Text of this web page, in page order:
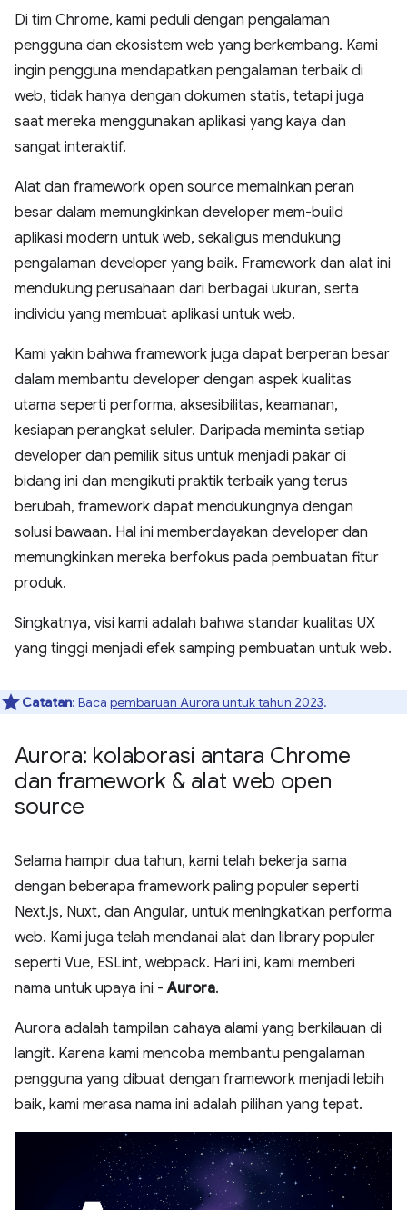
Di tim Chrome, kami peduli dengan pengalaman
pengguna dan ekosistem web yang berkembang. Kami
ingin pengguna mendapatkan pengalaman terbaik di
web, tidak hanya dengan dokumen statis, tetapi juga
saat mereka menggunakan aplikasi yang kaya dan
sangat interaktif.
Alat dan framework open source memainkan peran
besar dalam memungkinkan developer mem-build
aplikasi modern untuk web, sekaligus mendukung
pengalaman developer yang baik. Framework dan alat ini
mendukung perusahaan dari berbagai ukuran, serta
individu yang membuat aplikasi untuk web.
Kami yakin bahwa framework juga dapat berperan besar
dalam membantu developer dengan aspek kualitas
utama seperti performa, aksesibilitas, keamanan,
kesiapan perangkat seluler. Daripada meminta setiap
developer dan pemilik situs untuk menjadi pakar di
bidang ini dan mengikuti praktik terbaik yang terus
berubah, framework dapat mendukungnya dengan
solusi bawaan. Hal ini memberdayakan developer dan
memungkinkan mereka berfokus pada pembuatan fitur
produk.
Singkatnya, visi kami adalah bahwa standar kualitas UX
yang tinggi menjadi efek samping pembuatan untuk web.
Catatan: Baca pembaruan Aurora untuk tahun 2023.
Aurora: kolaborasi antara Chrome
dan framework & alat web open
source
Selama hampir dua tahun, kami telah bekerja sama
dengan beberapa framework paling populer seperti
Next.js, Nuxt, dan Angular, untuk meningkatkan performa
web. Kami juga telah mendanai alat dan library populer
seperti Vue, ESLint, webpack. Hari ini, kami memberi
nama untuk upaya ini -Aurora.
Aurora adalah tampilan cahaya alami yang berkilauan di
langit. Karena kami mencoba membantu pengalaman
pengguna yang dibuat dengan framework menjadi lebih
baik, kami merasa nama ini adalah pilihan yang tepat.